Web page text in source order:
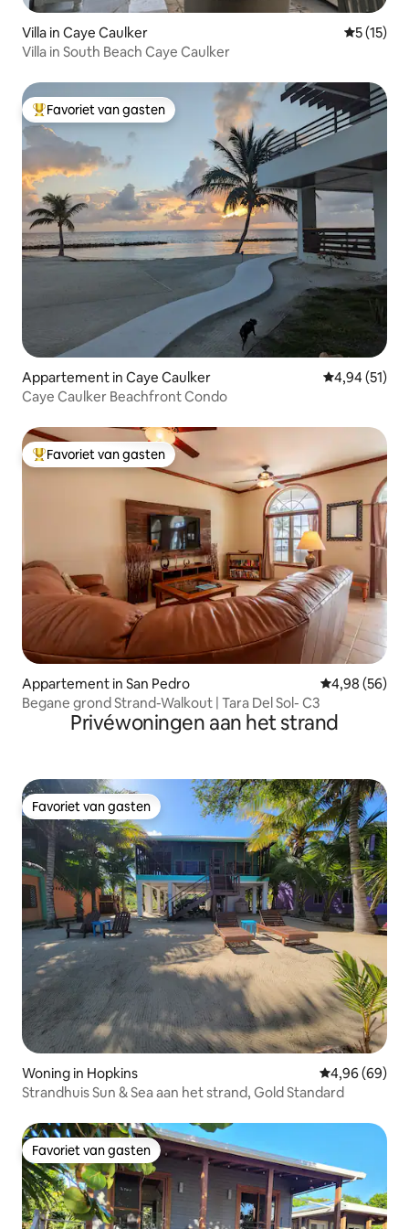
Villa in Caye Caulker
5 (15)
Villa in South Beach Caye Caulker
Topfavoriet van gasten
Favoriet van gasten
Appartement in Caye Caulker Gemiddelde
4,94 (51)
Caye Caulker Beachfront Condo
Topfavoriet van gasten
Favoriet van gasten
Appartement in San Pedro Gemiddelde
4,98 (56)
Begane grond Strand-Walkout | Tara Del Sol- C3
Privéwoningen aan het strand
Favoriet van gasten
Favoriet van gasten
Woning in Hopkins Gemiddelde
4,96 (69)
Strandhuis Sun & Sea aan het strand, Gold Standard
Favoriet van gasten
Favoriet van gasten